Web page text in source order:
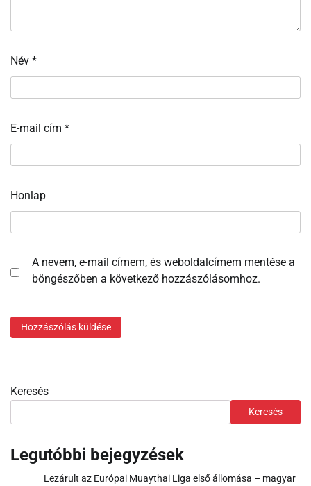
Név *
E-mail cím *
Honlap
A nevem, e-mail címem, és weboldalcímem mentése a
böngészőben a következő hozzászólásomhoz.
Keresés
Keresés
Legutóbbi bejegyzések
Lezárult az Európai Muaythai Liga első állomása – magyar